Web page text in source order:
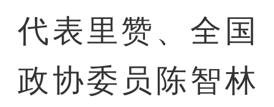
代表里赞、全国
政协委员陈智林